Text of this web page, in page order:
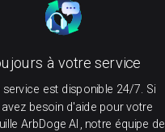
à votre service
service est disponible 24/7. Si
besoin d'aide pour votre
ArbDoge AI, notre équipe de